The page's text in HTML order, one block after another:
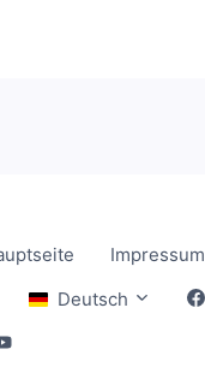
Impressum
Deutsch